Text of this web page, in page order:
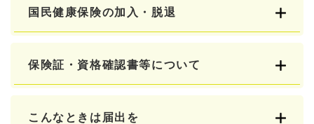
国民健康保険の加入・脱退
保険証・資格確認書等について
こんなときは届出を